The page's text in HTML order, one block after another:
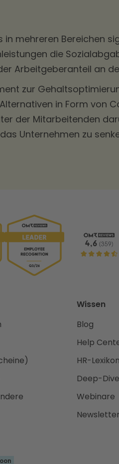
mehreren Bereichen
die
Arbeitgeberanteil an
zur
in Form von
der Mitarbeitenden
Unternehmen zu
Wissen
Blog
Help
HR-Lexikon
Deep-
Webinare
Newsletter